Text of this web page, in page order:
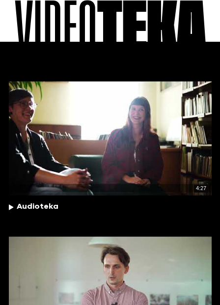
VIDEOTEKA
4:27
Audioteka